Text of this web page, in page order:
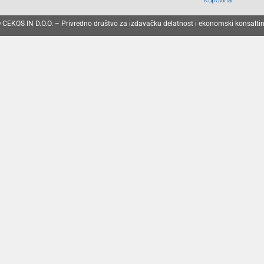
IN D.O.O. – Privredno društvo za izdavačku delatnost i ekonomski